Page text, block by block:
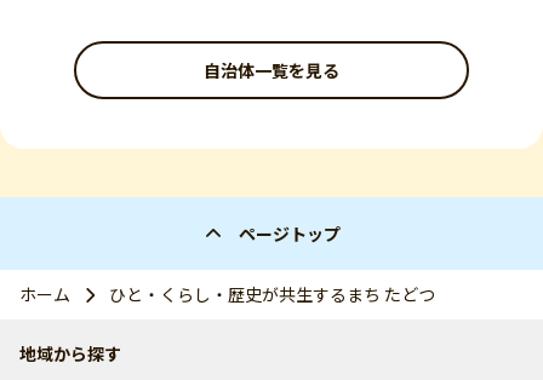
自治体一覧を見る
ページトップ
ホーム ひと・くらし・歴史が共生するまち たどつ
地域から探す